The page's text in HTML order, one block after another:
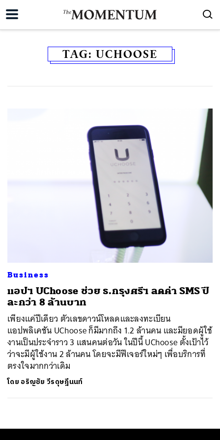
TAG: UCHOOSE
Business
แอปฯ UChoose ช่วย ธ.กรุงศรีฯ ลดค่า SMS ปี
ละกว่า 8 ล้านบาท
เพียงแค่ปีเดียว ตัวเลขดาวน์โหลดและลงทะเบียน
แอปพลิเคชัน UChoose ก็มีมากถึง 1.2 ล้านคน และมียอดผู้ใช้
งานเป็นประจำราว 3 แสนคนต่อวัน ในปีนี้ UChoose ตั้งเป้าไว้
ว่าจะมีผู้ใช้งาน 2 ล้านคน โดยจะมีฟีเจอร์ใหม่ๆ เพื่อบริการที่
ตรงใจมากกว่าเดิม
โดย อริญชัย วีรดุษฎีนนท์
TWEET LINE